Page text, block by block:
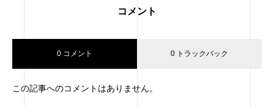
コメント
0 コメント 0 トラックバック
この記事へのコメントはありません。